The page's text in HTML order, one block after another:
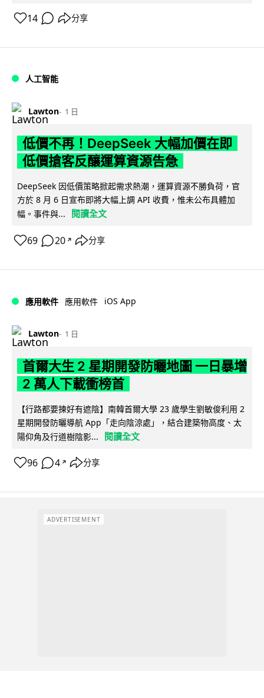
14 分享
人工智能
Lawton 1 日
低價不再！DeepSeek 大幅加價在即
低價搶客反釀運算資源告急
DeepSeek 因低價策略掀起需求熱潮，運算資源不勝負荷，官
方於 8 月 6 日宣布即將大幅上調 API 收費，惟未公布具體加
幅。事件與...
閱讀全文
69 20 ↗ 分享
應用軟件 應用軟件 iOS App
Lawton 1 日
首爾大生 2 星期開發防曬地圖 一日暴增
2 萬人下載衝榜首
【行路都要揀好有遮陰】南韓首爾大學 23 歲學生劉敏俊利用 2
星期開發防曬導航 App「走向陰涼處」，結合建築物高度、太
陽仰角及行道樹陰影...
閱讀全文
96 4 ↗ 分享
ADVERTISEMENT